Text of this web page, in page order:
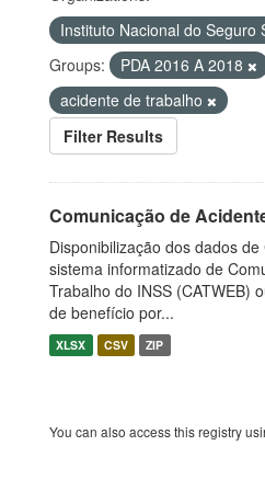
Instituto Nacional do Seguro
Groups:
PDA 2016 A 2018
acidente de trabalho
Filter Results
Comunicação de
Disponibilização dos dados
sistema informatizado de
Trabalho do INSS (CATWEB)
de benefício por...
XLSX CSV ZIP
You can also access this registry